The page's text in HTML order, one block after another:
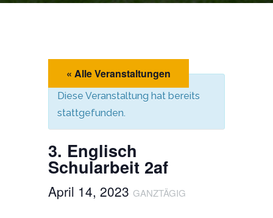
« Alle Veranstaltungen
Diese Veranstaltung hat bereits
stattgefunden.
3. Englisch
Schularbeit 2af
April 14, 2023 GANZTÄGIG